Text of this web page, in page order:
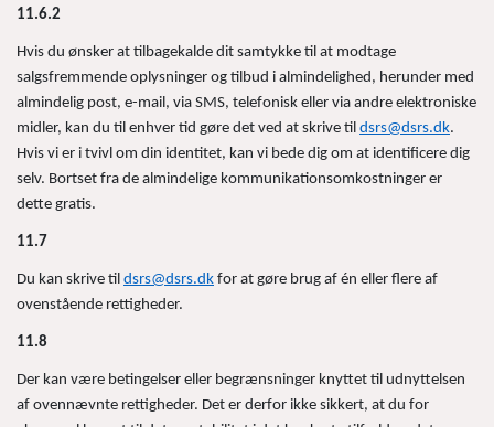
11.6.2
Hvis du ønsker at tilbagekalde dit samtykke til at modtage
salgsfremmende oplysninger og tilbud i almindelighed, herunder med
almindelig post, e-mail, via SMS, telefonisk eller via andre elektroniske
midler, kan du til enhver tid gøre det ved at skrive til dsrs@dsrs.dk.
Hvis vi er i tvivl om din identitet, kan vi bede dig om at identificere dig
selv. Bortset fra de almindelige kommunikationsomkostninger er
dette gratis.
11.7
Du kan skrive til dsrs@dsrs.dk for at gøre brug af én eller flere af
ovenstående rettigheder.
11.8
Der kan være betingelser eller begrænsninger knyttet til udnyttelsen
af ovennævnte rettigheder. Det er derfor ikke sikkert, at du for